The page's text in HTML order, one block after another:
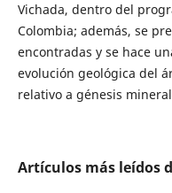
Vichada, dentro del
Colombia; además, se
encontradas y se hace
evolución geológica del
relativo a génesis
Artículos más leídos